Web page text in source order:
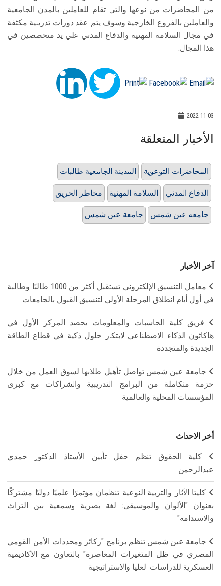
من المحاضرات من نوعها والتي تقام للعاملين بالمدن الجامعية
والعاملين بالفروع الخارجية وسوف يتم عقد دورات تدريبية مكثفة
في مجال السلامة المهنية والدفاع المدني علي يد متخصصين في
هذا المجال.
2022-11-03
الأخبار المتعلقة
المدينة الجامعية طالبات المحاضرات التوعوية
مخاطر الحريق السلامة المهنية الدفاع المدني
جامعة عين شمس جامعه عين شمس
آخر الأخبار
معامل التنسيق الإلكتروني تستقبل أكثر من 1000 طالبًا وطالبة
في أول أيام انطلاق المرحلة الأولى لتنسيق القبول بالجامعات
فريق كلية الحاسبات والمعلومات يحصد المركز الأول في
هاكاثون الذكاء الاصطناعي لابتكار حلول ذكية في قطاع الطاقة
الجديدة والمتجددة
جامعة عين شمس تواصل تأهيل طلابها لسوق العمل من خلال
حزمة متكاملة من البرامج التدريبية والشراكات مع كبرى
المؤسسات المحلية والعالمية
أخر الاحداث
كلية الحقوق تنظم حفل تأبين الأستاذ الدكتور حمدي
عبدالرحمن
كليتا الآثار والتربية النوعية تنظمان مؤتمرًا علميًا دوليًا مشتركًا
بعنوان "الألوان والموسيقى: لغة بصرية وسمعية بين التراث
والاستدامة"
جامعة عين شمس تنظم برنامج "ركائز ومحددات الأمن القومي
المصري في ظل المتغيرات المعاصرة" بالتعاون مع الأكاديمية
العسكرية للدراسات العليا والاستراتيجية